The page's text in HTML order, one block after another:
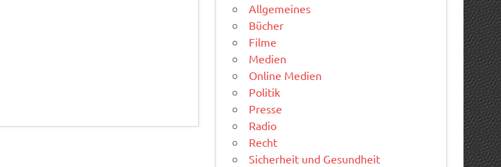
Allgemeines
Bücher
Filme
Medien
Online Medien
Politik
Presse
Radio
Recht
Sicherheit und Gesundheit